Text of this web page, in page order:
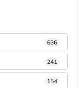
636
241
154